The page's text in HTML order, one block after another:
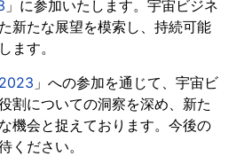
」に参加いたします。宇宙ビジネ
新たな展望を模索し、持続可能
ます。
」への参加を通じて、宇宙ビ
割についての洞察を深め、新た
機会と捉えております。今後の
ください。